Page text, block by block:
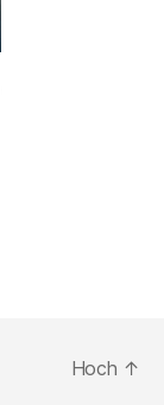
Hoch ↑